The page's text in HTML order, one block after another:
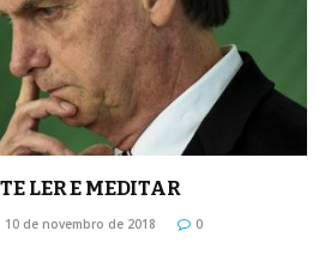
LER E MEDITAR
10 de novembro de 2018 0